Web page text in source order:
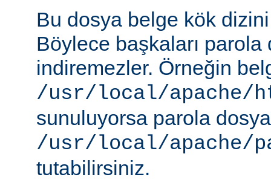
Bu dosya belge kök dizini
Böylece başkaları parola
indiremezler. Örneğin
/usr/local/apache/
sunuluyorsa parola
/usr/local/apache/
tutabilirsiniz.